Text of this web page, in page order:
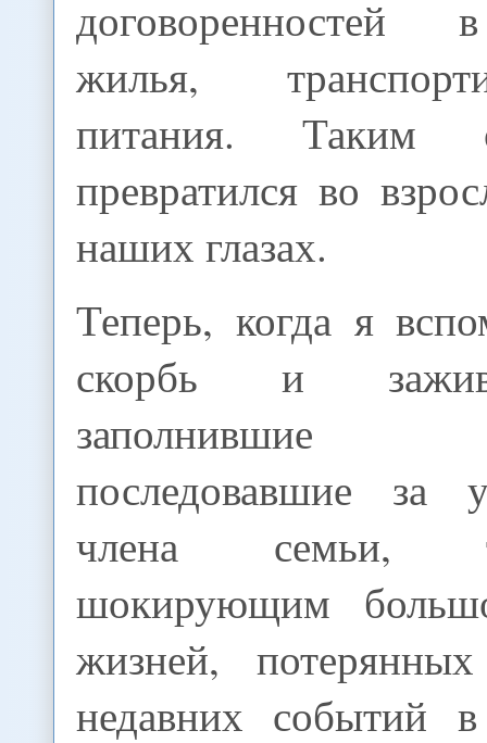
договоренностей
жилья,
питания. Таким
превратился во
наших глазах.
Теперь, когда я
скорбь и
последовавшие за
члена семьи,
шокирующим
жизней,
недавних событий